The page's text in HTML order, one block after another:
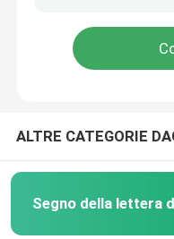
ALTRE CATEGORIE
Segno della lettera